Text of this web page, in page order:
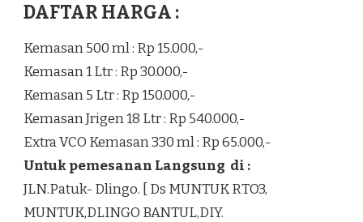
DAFTAR HARGA :
Kemasan 500 ml : Rp 15.000,-
Kemasan 1 Ltr : Rp 30.000,-
Kemasan 5 Ltr : Rp 150.000,-
Kemasan Jrigen 18 Ltr : Rp 540.000,-
Extra VCO Kemasan 330 ml : Rp 65.000,-
Untuk pemesanan Langsung di :
JLN.Patuk- Dlingo. [ Ds MUNTUK RTO3,
MUNTUK,DLINGO BANTUL,DIY.